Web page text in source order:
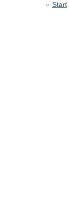
« Start